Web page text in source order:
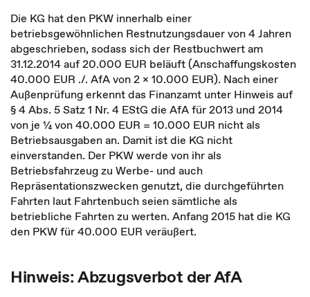
Die KG hat den PKW innerhalb einer
betriebsgewöhnlichen Restnutzungsdauer von 4 Jahren
abgeschrieben, sodass sich der Restbuchwert am
31.12.2014 auf 20.000 EUR beläuft (Anschaffungskosten
40.000 EUR ./. AfA von 2 x 10.000 EUR). Nach einer
Außenprüfung erkennt das Finanzamt unter Hinweis auf
§ 4 Abs. 5 Satz 1 Nr. 4 EStG die AfA für 2013 und 2014
von je ¼ von 40.000 EUR = 10.000 EUR nicht als
Betriebsausgaben an. Damit ist die KG nicht
einverstanden. Der PKW werde von ihr als
Betriebsfahrzeug zu Werbe- und auch
Repräsentationszwecken genutzt, die durchgeführten
Fahrten laut Fahrtenbuch seien sämtliche als
betriebliche Fahrten zu werten. Anfang 2015 hat die KG
den PKW für 40.000 EUR veräußert.
Hinweis: Abzugsverbot der AfA